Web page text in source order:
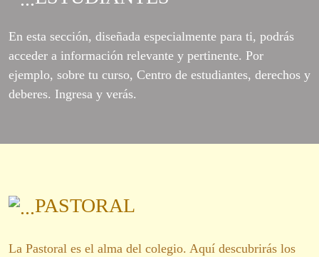
En esta sección, diseñada especialmente para ti, podrás
acceder a información relevante y pertinente. Por
ejemplo, sobre tu curso, Centro de estudiantes, derechos y
deberes. Ingresa y verás.
PASTORAL
La Pastoral es el alma del colegio. Aquí descubrirás los